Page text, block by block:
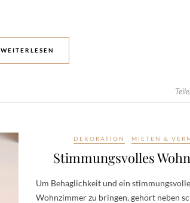
WEITERLESEN
DEKORATION MIETEN &
Stimmungsvolles
Um Behaglichkeit und ein
Wohnzimmer zu bringen, gehört neben